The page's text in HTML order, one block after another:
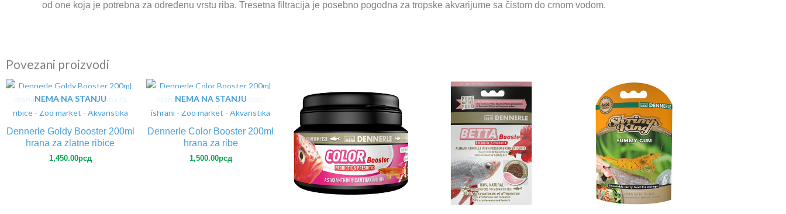
od one koja je potrebna za određenu vrstu riba. Tresetna filtracija je posebno pogodna za tropske akvarijume sa čistom do crnom vodom.
Povezani proizvodi
NEMA NA STANJU
Dennerle Goldy Booster 200ml
hrana za zlatne ribice
1,450.00рсд
NEMA NA STANJU
Dennerle Color Booster 200ml
hrana za ribe
1,500.00рсд